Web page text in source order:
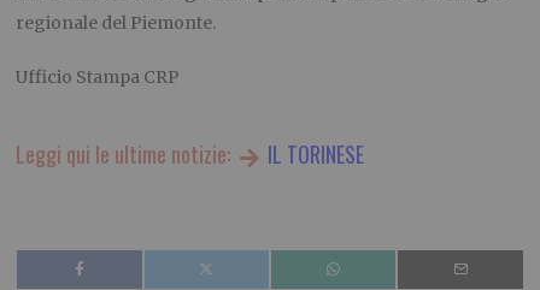
regionale del Piemonte.
Ufficio Stampa CRP
Leggi qui le ultime notizie: IL TORINESE